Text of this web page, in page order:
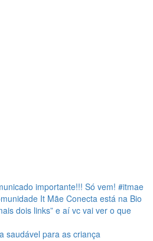
saudável para as criança